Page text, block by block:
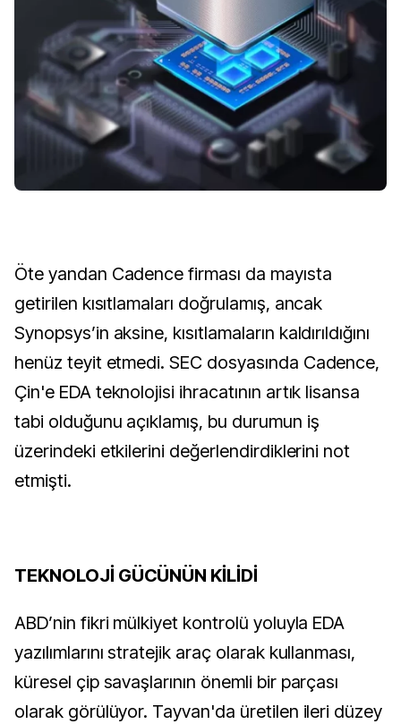
Öte yandan Cadence firması da mayısta
getirilen kısıtlamaları doğrulamış, ancak
Synopsys’in aksine, kısıtlamaların kaldırıldığını
henüz teyit etmedi. SEC dosyasında Cadence,
Çin'e EDA teknolojisi ihracatının artık lisansa
tabi olduğunu açıklamış, bu durumun iş
üzerindeki etkilerini değerlendirdiklerini not
etmişti.
TEKNOLOJİ GÜCÜNÜN KİLİDİ
ABD’nin fikri mülkiyet kontrolü yoluyla EDA
yazılımlarını stratejik araç olarak kullanması,
küresel çip savaşlarının önemli bir parçası
olarak görülüyor. Tayvan'da üretilen ileri düzey